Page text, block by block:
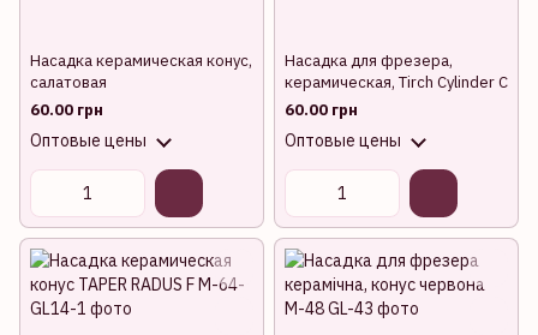
Насадка керамическая конус,
салатовая
60.00 грн
Оптовые цены
Насадка для фрезера,
керамическая, Tirch Cylinder C
60.00 грн
Оптовые цены